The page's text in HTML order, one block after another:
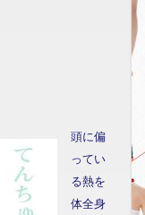
頭に偏
ってい
る熱を
体全身